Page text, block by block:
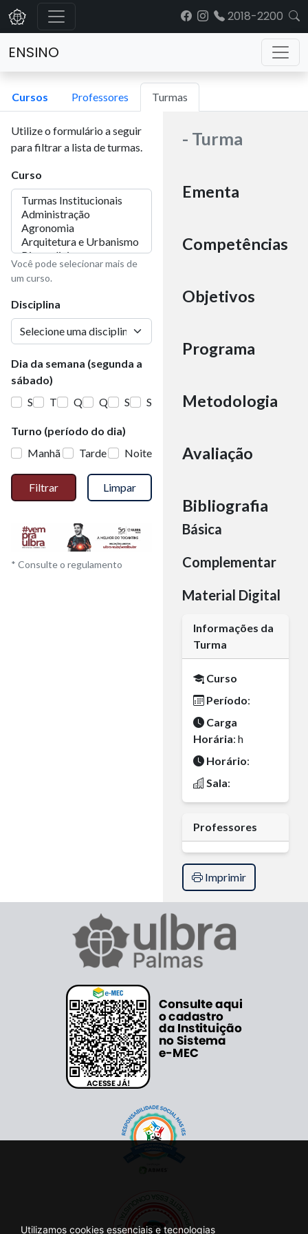
2018-2200
ENSINO
Cursos Professores Turmas
Utilize o formulário a seguir
para filtrar a lista de turmas.
Curso
Você pode selecionar mais de
um curso.
Disciplina
Dia da semana (segunda a
sábado)
S
T Q Q S S
Turno (período do dia)
Manhã
Tarde Noite
Filtrar Limpar
* Consulte o regulamento
- Turma
Ementa
Competências
Objetivos
Programa
Metodologia
Avaliação
Bibliografia
Básica
Complementar
Material Digital
Informações da
Turma
Curso
Período:
Carga
Horária: h
Horário:
Sala:
Professores
Imprimir
Utilizamos cookies essenciais e tecnologias